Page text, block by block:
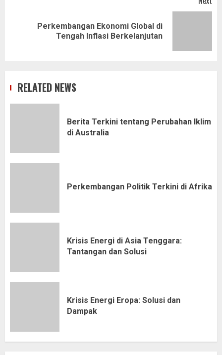
Perkembangan Ekonomi Global di
Tengah Inflasi Berkelanjutan
RELATED NEWS
Berita Terkini tentang Perubahan Iklim
di Australia
Perkembangan Politik Terkini di Afrika
Krisis Energi di Asia Tenggara:
Tantangan dan Solusi
Krisis Energi Eropa: Solusi dan
Dampak